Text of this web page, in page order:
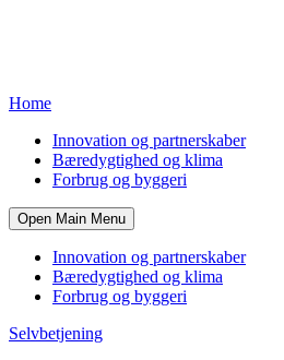
Home
Innovation og partnerskaber
Bæredygtighed og klima
Forbrug og byggeri
Open Main Menu
Innovation og partnerskaber
Bæredygtighed og klima
Forbrug og byggeri
Selvbetjening